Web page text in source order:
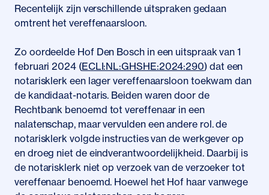
Recentelijk zijn verschillende uitspraken gedaan
omtrent het vereffenaarsloon.
Zo oordeelde Hof Den Bosch in een uitspraak van 1
februari 2024 (ECLI:NL:GHSHE:2024:290) dat een
notarisklerk een lager vereffenaarsloon toekwam dan
de kandidaat-notaris. Beiden waren door de
Rechtbank benoemd tot vereffenaar in een
nalatenschap, maar vervulden een andere rol. de
notarisklerk volgde instructies van de werkgever op
en droeg niet de eindverantwoordelijkheid. Daarbij is
de notarisklerk niet op verzoek van de verzoeker tot
vereffenaar benoemd. Hoewel het Hof haar vanwege